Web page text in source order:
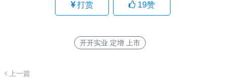
打赏 19赞
开开实业 定增 上市
上一篇